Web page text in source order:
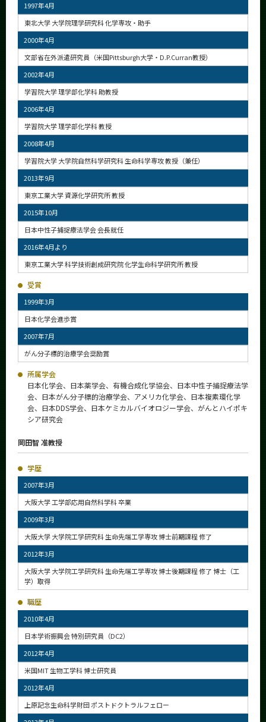
1997年4月
東北大学 大学院理学研究科 化学専攻・助手
2000年4月
文部省在外派遣研究員（米国Pittsburgh大学・D.P.Curran教授）
2002年4月
学習院大学 理学部化学科 助教授
2006年4月
学習院大学 理学部化学科 教授
2008年4月
学習院大学 大学院自然科学研究科 生命科学専攻 教授（兼任）
2013年9月
東京工業大学 資源化学研究所 教授
2015年10月
日本中性子捕捉療法学会 会長就任
2016年4月より
東京工業大学 科学技術創成研究院 化学生命科学研究所 教授
受賞
1999年3月
日本化学会進歩賞
2007年7月
がん分子標的治療学会奨励賞
所属学会
日本化学会、日本薬学会、有機合成化学協会、日本中性子捕捉療法学
会、日本がん分子標的治療学会、アメリカ化学会、日本複素環化学
会、日本DDS学会、日本ケミカルバイオロジー学会、がんとハイポキ
シア研究会
岡田智 准教授
学歴
2007年3月
大阪大学 工学部応用自然科学科 卒業
2009年3月
大阪大学 大学院工学研究科 生命先端工学専攻 博士前期課程 修了
2012年3月
大阪大学 大学院工学研究科 生命先端工学専攻 博士後期課程 修了 博士（工
学）取得
職歴
2010年4月
日本学術振興会 特別研究員（DC2）
2012年4月
米国MIT 生物工学科 博士研究員
2012年4月
上原記念生命科学財団 ポストドクトラルフェロー